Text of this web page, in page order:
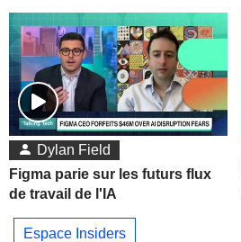
Dylan Field
Figma parie sur les futurs flux
de travail de l'IA
Espace Insiders